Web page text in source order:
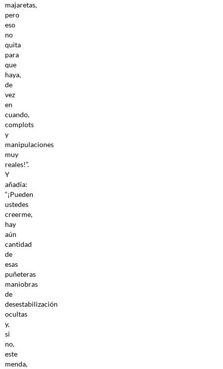
majaretas,
pero
eso
no
quita
para
que
haya,
de
vez
en
cuando,
complots
y
manipulaciones
muy
reales!”.
Y
añadía:
“¡Pueden
ustedes
creerme,
hay
aún
cantidad
de
esas
puñeteras
maniobras
de
desestabilización
ocultas
y,
si
no,
este
menda,